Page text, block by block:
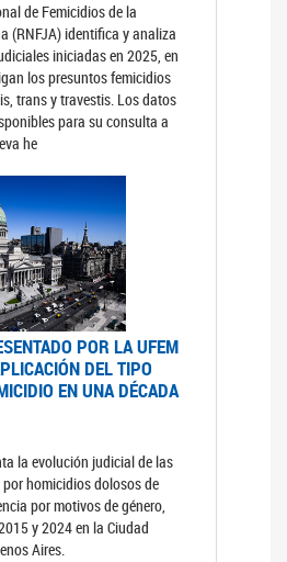
de Femicidios de la
(RNFJA) identifica y analiza
iniciadas en 2025, en
los presuntos femicidios
trans y travestis. Los datos
para su consulta a
he
POR LA UFEM
DEL TIPO
EN UNA DÉCADA
la evolución judicial de las
homicidios dolosos de
por motivos de género,
y 2024 en la Ciudad
Aires.